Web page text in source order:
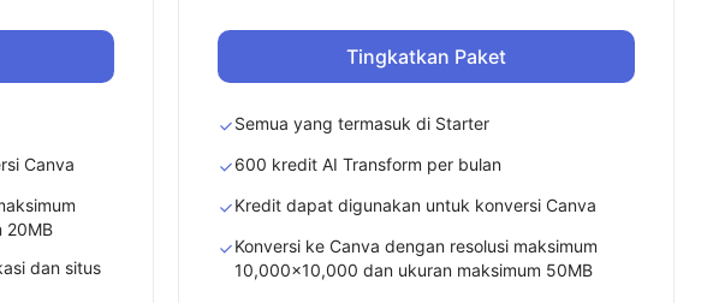
Canva
20MB
dan situs
Tingkatkan Paket
Semua yang termasuk di Starter
600 kredit AI Transform per bulan
Kredit dapat digunakan untuk konversi Canva
Konversi ke Canva dengan resolusi maksimum
10,000x10,000 dan ukuran maksimum 50MB